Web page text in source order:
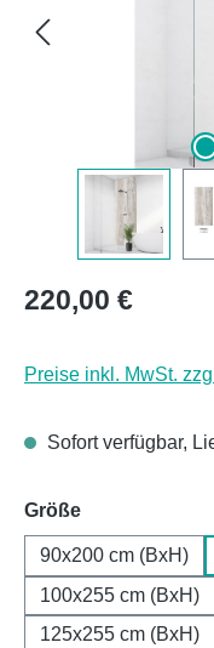
Regulärer Preis:
220,00 €
Preise inkl. MwSt.
Sofort verfügbar,
Größeauswählen
90x200 cm (BxH)
100x255 cm (BxH)
125x255 cm (BxH)